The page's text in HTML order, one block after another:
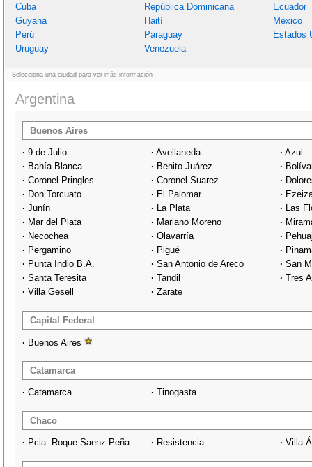
Cuba
República Dominicana
Ecuador
Guyana
Haití
México
Perú
Paraguay
Estados
Uruguay
Venezuela
Selecciona una ciudad para ver más información
Argentina
Buenos Aires
· 9 de Julio · Avellaneda · Azul
· Bahía Blanca · Benito Juárez ·
· Coronel Pringles · Coronel Suarez ·
· Don Torcuato · El Palomar ·
· Junín · La Plata · Las
· Mar del Plata · Mariano Moreno ·
· Necochea · Olavarría ·
· Pergamino · Pigué ·
· Punta Indio B.A. · San Antonio de Areco · San
· Santa Teresita · Tandil · Tres
· Villa Gesell · Zarate
Capital Federal
· Buenos Aires
Catamarca
· Catamarca · Tinogasta
Chaco
· Pcia. Roque Saenz Peña · Resistencia · Villa